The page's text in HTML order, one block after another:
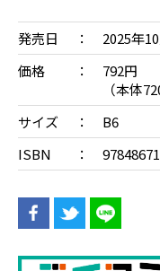
発売日
2025年
価格
792円
（本体
サイズ
B6
ISBN